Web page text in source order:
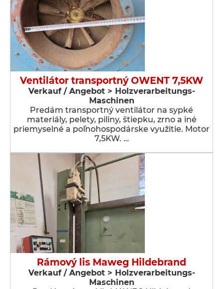
Ventilátor transportný OWENT 7,5KW
Verkauf / Angebot > Holzverarbeitungs-
Maschinen
Predám transportný ventilátor na sypké
materiály, pelety, piliny, štiepku, zrno a iné
priemyselné a poľnohospodárske využitie. Motor
7,5KW. …
Rámový lis Maweg Hildebrand
Verkauf / Angebot > Holzverarbeitungs-
Maschinen